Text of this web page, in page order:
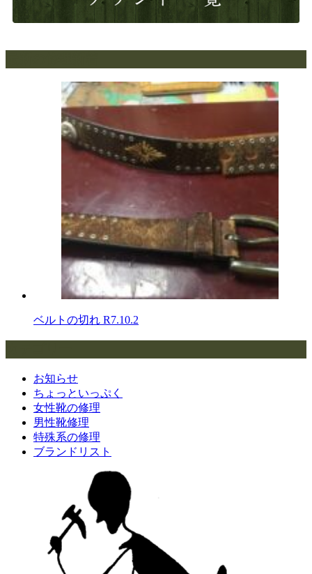
ベルトの切れ R7.10.2
お知らせ
ちょっといっぷく
女性靴の修理
男性靴修理
特殊系の修理
ブランドリスト